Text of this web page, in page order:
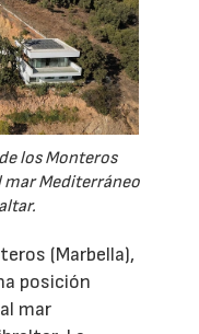
los Monteros
mar Mediterráneo
(Marbella),
posición
mar